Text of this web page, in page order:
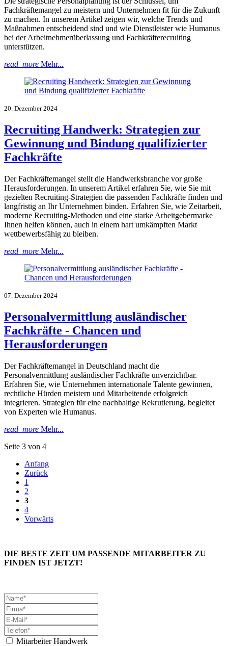
Fachkräftemangel zu meistern und Unternehmen fit für die Zukunft
zu machen. In unserem Artikel zeigen wir, welche Trends und
Maßnahmen entscheidend sind und wie Dienstleister wie Humanus
bei der Arbeitnehmerüberlassung und Fachkräfterecruiting
unterstützen.
read_more Mehr...
20. Dezember 2024
Recruiting Handwerk: Strategien zur
Gewinnung und Bindung qualifizierter
Fachkräfte
Der Fachkräftemangel stellt die Handwerksbranche vor große
Herausforderungen. In unserem Artikel erfahren Sie, wie Sie mit
gezielten Recruiting-Strategien die passenden Fachkräfte finden und
langfristig an Ihr Unternehmen binden. Erfahren Sie, wie Zeitarbeit,
moderne Recruiting-Methoden und eine starke Arbeitgebermarke
Ihnen helfen können, auch in einem hart umkämpften Markt
wettbewerbsfähig zu bleiben.
read_more Mehr...
07. Dezember 2024
Personalvermittlung ausländischer
Fachkräfte - Chancen und
Herausforderungen
Der Fachkräftemangel in Deutschland macht die
Personalvermittlung ausländischer Fachkräfte unverzichtbar.
Erfahren Sie, wie Unternehmen internationale Talente gewinnen,
rechtliche Hürden meistern und Mitarbeitende erfolgreich
integrieren. Strategien für eine nachhaltige Rekrutierung, begleitet
von Experten wie Humanus.
read_more Mehr...
Seite 3 von 4
Anfang
Zurück
1
2
3
4
Vorwärts
DIE BESTE ZEIT UM PASSENDE MITARBEITER ZU
FINDEN IST JETZT!
Mitarbeiter Handwerk